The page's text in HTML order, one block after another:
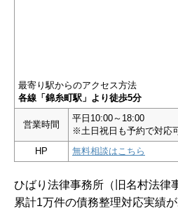
最寄り駅からのアクセス方法
各線「錦糸町駅」より徒歩5分
営業時間
平日10:00～18:00
※土日祝日も予約で対応
HP
無料相談はこちら
ひばり法律事務所（旧名村法律
累計1万件の債務整理対応実績